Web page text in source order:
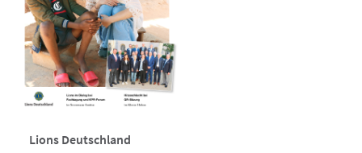
Lions Deutschland